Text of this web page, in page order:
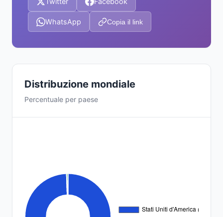
WhatsApp Copia il link
Distribuzione mondiale
Percentuale per paese